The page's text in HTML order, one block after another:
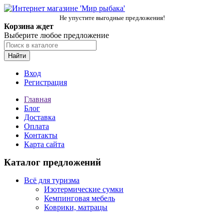
Не упустите выгодные предложения!
Корзина ждет
Выберите любое предложение
Найти
Вход
Регистрация
Главная
Блог
Доставка
Оплата
Контакты
Карта сайта
Каталог предложений
Всё для туризма
Изотермические сумки
Кемпинговая мебель
Коврики, матрацы